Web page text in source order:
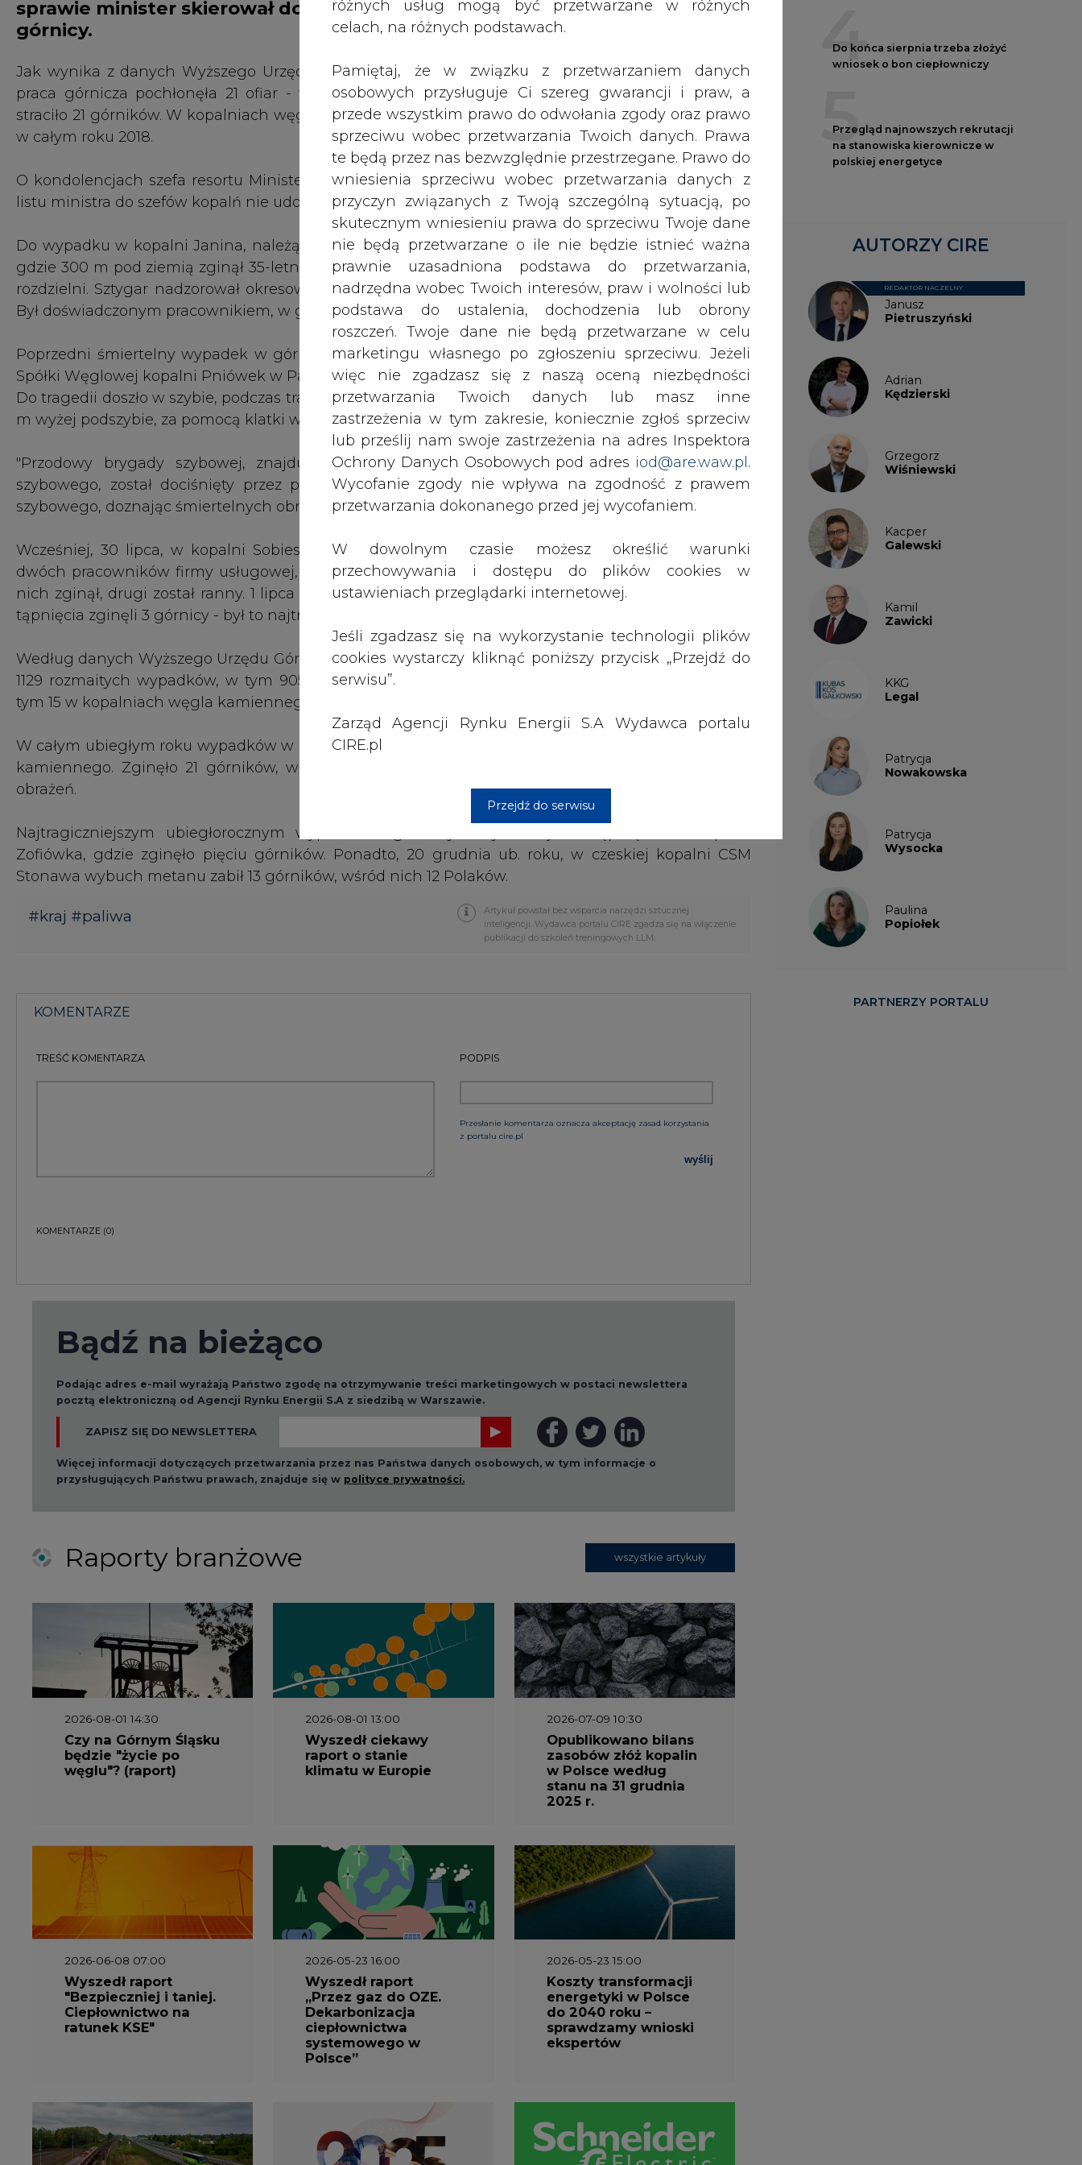
różnych usług mogą być przetwarzane w różnych
celach, na różnych podstawach.
Pamiętaj, że w związku z przetwarzaniem danych
osobowych przysługuje Ci szereg gwarancji i praw, a
przede wszystkim prawo do odwołania zgody oraz prawo
sprzeciwu wobec przetwarzania Twoich danych. Prawa
te będą przez nas bezwzględnie przestrzegane. Prawo do
wniesienia sprzeciwu wobec przetwarzania danych z
przyczyn związanych z Twoją szczególną sytuacją, po
skutecznym wniesieniu prawa do sprzeciwu Twoje dane
nie będą przetwarzane o ile nie będzie istnieć ważna
prawnie uzasadniona podstawa do przetwarzania,
nadrzędna wobec Twoich interesów, praw i wolności lub
podstawa do ustalenia, dochodzenia lub obrony
roszczeń. Twoje dane nie będą przetwarzane w celu
marketingu własnego po zgłoszeniu sprzeciwu. Jeżeli
więc nie zgadzasz się z naszą oceną niezbędności
przetwarzania Twoich danych lub masz inne
zastrzeżenia w tym zakresie, koniecznie zgłoś sprzeciw
lub prześlij nam swoje zastrzeżenia na adres Inspektora
Ochrony Danych Osobowych pod adres iod@are.waw.pl .
Wycofanie zgody nie wpływa na zgodność z prawem
przetwarzania dokonanego przed jej wycofaniem.
W dowolnym czasie możesz określić warunki
przechowywania i dostępu do plików cookies w
ustawieniach przeglądarki internetowej.
Jeśli zgadzasz się na wykorzystanie technologii plików
cookies wystarczy kliknąć poniższy przycisk „Przejdź do
serwisu”.
Zarząd Agencji Rynku Energii S.A Wydawca portalu
CIRE.pl
Przejdź do serwisu
sprawie minister skierował do kierownictwa kopalń, w których pracowali
górnicy.
Jak wynika z danych Wyższego Urzędu Górniczego (WUG) w Katowicach, od początku tego roku
praca górnicza pochłonęła 21 ofiar - tyle samo, ile w całym ubiegłym roku, kiedy również życie
straciło 21 górników. W kopalniach węgla kamiennego zginęło dotąd 15 osób - również tyle samo ile
w całym roku 2018.
O kondolencjach szefa resortu Ministerstwo Energii poinformowało we wtorek na Twitterze. Treści
listu ministra do szefów kopalń nie udostępniono.
Do wypadku w kopalni Janina, należącej do spółki Tauron Wydobycie, doszło w minioną niedzielę,
gdzie 300 m pod ziemią zginął 35-letni sztygar zmianowy, śmiertelnie porażony prądem w komorze
rozdzielni. Sztygar nadzorował okresowy przegląd instalacji elektroenergetycznej pól rozdzielczych.
Był doświadczonym pracownikiem, w górnictwie pracował od 10 lat.
Poprzedni śmiertelny wypadek w górnictwie miał miejsce 6 sierpnia w należącej do Jastrzębskiej
Spółki Węglowej kopalni Pniówek w Pawłowicach, gdzie 830 m pod ziemią zginął górnik-sygnalista.
Do tragedii doszło w szybie, podczas transportu elementów rusztowania z dna szybu na położone 30
m wyżej podszybie, za pomocą klatki wyciągu szybowego.
"Przodowy brygady szybowej, znajdujący się na głowicy przeciwciężaru górniczego wyciągu
szybowego, został dociśnięty przez przemieszczającą się klatkę do dźwigara konstrukcji krzesła
szybowego, doznając śmiertelnych obrażeń głowy" - podał nadzór górniczy.
Wcześniej, 30 lipca, w kopalni Sobieski w Jaworznie (należącej do spółki Tauron Wydobycie) na
dwóch pracowników firmy usługowej, 500 m pod ziemią, najechała kolejka podwieszana - jeden z
nich zginął, drugi został ranny. 1 lipca w kopalni Murcki-Staszic w Katowicach w wyniku wstrząsu i
tąpnięcia zginęli 3 górnicy - był to najtragiczniejszy w tym roku wypadek w górnictwie.
Według danych Wyższego Urzędu Górniczego, do połowy tego roku w polskim górnictwie doszło do
1129 rozmaitych wypadków, w tym 905 w kopalniach węgla kamiennego. Zginęło 21 górników (w
tym 15 w kopalniach węgla kamiennego), a 6 doznało ciężkich obrażeń.
W całym ubiegłym roku wypadków w górnictwie było łącznie 2117, z czego 1686 w kopalniach węgla
kamiennego. Zginęło 21 górników, w tym 15 w kopalniach węgla, a 15 innych doznało ciężkich
obrażeń.
Najtragiczniejszym ubiegłorocznym wypadkiem górniczym było majowe tąpnięcie w kopalni
Zofiówka, gdzie zginęło pięciu górników. Ponadto, 20 grudnia ub. roku, w czeskiej kopalni CSM
Stonawa wybuch metanu zabił 13 górników, wśród nich 12 Polaków.
#kraj #paliwa
Artykuł powstał bez wsparcia narzędzi sztucznej
inteligencji. Wydawca portalu CIRE zgadza się na włączenie
publikacji do szkoleń treningowych LLM.
KOMENTARZE
TREŚĆ KOMENTARZA PODPIS
Przesłanie komentarza oznacza akceptację zasad korzystania
z portalu cire.pl
wyślij
KOMENTARZE (0)
Bądź na bieżąco
Podając adres e-mail wyrażają Państwo zgodę na otrzymywanie treści marketingowych w postaci newslettera
pocztą elektroniczną od Agencji Rynku Energii S.A z siedzibą w Warszawie.
ZAPISZ SIĘ DO NEWSLETTERA
Więcej informacji dotyczących przetwarzania przez nas Państwa danych osobowych, w tym informacje o
przysługujących Państwu prawach, znajduje się w polityce prywatności.
Raporty branżowe wszystkie artykuły
2026-08-01 14:30
Czy na Górnym Śląsku
będzie "życie po
węglu"? (raport)
2026-08-01 13:00
Wyszedł ciekawy
raport o stanie
klimatu w Europie
2026-07-09 10:30
Opublikowano bilans
zasobów złóż kopalin
w Polsce według
stanu na 31 grudnia
2025 r.
2026-06-08 07:00
Wyszedł raport
"Bezpieczniej i taniej.
Ciepłownictwo na
ratunek KSE"
2026-05-23 16:00
Wyszedł raport
„Przez gaz do OZE.
Dekarbonizacja
ciepłownictwa
systemowego w
Polsce”
2026-05-23 15:00
Koszty transformacji
energetyki w Polsce
do 2040 roku –
sprawdzamy wnioski
ekspertów
4
Do końca sierpnia trzeba złożyć
wniosek o bon ciepłowniczy
5
Przegląd najnowszych rekrutacji
na stanowiska kierownicze w
polskiej energetyce
Janusz
Pietruszyński
REDAKTOR NACZELNY
Adrian
Kędzierski
Grzegorz
Wiśniewski
Kacper
Galewski
Kamil
Zawicki
KKG
Legal
Patrycja
Nowakowska
Patrycja
Wysocka
Paulina
Popiołek
AUTORZY CIRE
PARTNERZY PORTALU